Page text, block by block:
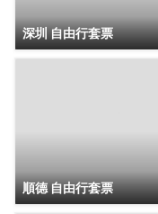
深圳 自由行套票
順德 自由行套票